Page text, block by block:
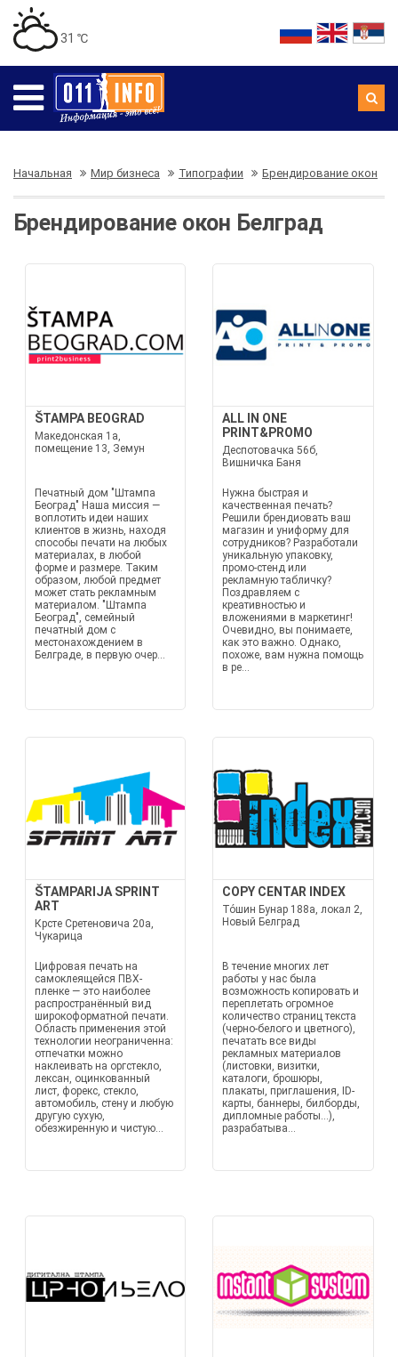
31 ℃
Начальная Мир бизнеса Типографии Брендирование окон
Брендирование окон Белград
ŠTAMPA BEOGRAD
Македонская 1а,
помещение 13, Земун
Печатный дом "Штампа
Београд" Наша миссия —
воплотить идеи наших
клиентов в жизнь, находя
способы печати на любых
материалах, в любой
форме и размере. Таким
образом, любой предмет
может стать рекламным
материалом. "Штампа
Београд", семейный
печатный дом с
местонахождением в
Белграде, в первую очер...
ALL IN ONE
PRINT&PROMO
Деспотовачка 56б,
Вишничка Баня
Нужна быстрая и
качественная печать?
Решили брендиовать ваш
магазин и униформу для
сотрудников? Разработали
уникальную упаковку,
промо-стенд или
рекламную табличку?
Поздравляем с
креативностью и
вложениями в маркетинг!
Очевидно, вы понимаете,
как это важно. Однако,
похоже, вам нужна помощь
в ре...
ŠTAMPARIJA SPRINT
ART
Крсте Сретеновича 20а,
Чукарица
Цифровая печать на
самоклеящейся ПВХ-
пленке — это наиболее
распространённый вид
широкоформатной печати.
Область применения этой
технологии неограниченна:
отпечатки можно
наклеивать на оргстекло,
лексан, оцинкованный
лист, форекс, стекло,
автомобиль, стену и любую
другую сухую,
обезжиренную и чистую...
COPY CENTAR INDEX
То́шин Бунар 188a, локал 2,
Новый Белград
В течение многих лет
работы у нас была
возможность копировать и
переплетать огромное
количество страниц текста
(черно-белого и цветного),
печатать все виды
рекламных материалов
(листовки, визитки,
каталоги, брошюры,
плакаты, приглашения, ID-
карты, баннеры, билборды,
дипломные работы...),
разрабатыва...